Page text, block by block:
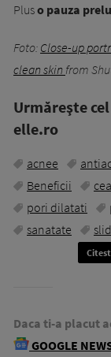
Pluso pauza
Foto: Close-up
clean skin from
Urmăreşte
elle.ro
acnee
Beneficii
pori dilatati
sanatate
Daca ti-a placut
GOOGLE